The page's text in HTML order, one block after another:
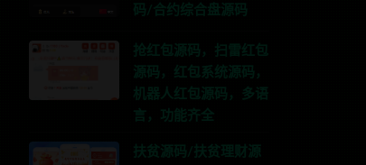
码/合约综合盘源码
抢红包源码，扫雷红包
源码，红包系统源码，
机器人红包源码，多语
言，功能齐全
扶贫源码/扶贫理财源